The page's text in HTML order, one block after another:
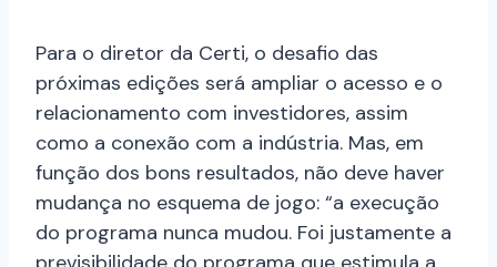
Para o diretor da Certi, o desafio das
próximas edições será ampliar o acesso e o
relacionamento com investidores, assim
como a conexão com a indústria. Mas, em
função dos bons resultados, não deve haver
mudança no esquema de jogo: “a execução
do programa nunca mudou. Foi justamente a